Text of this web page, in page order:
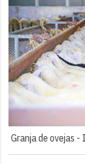
Granja de ovejas -